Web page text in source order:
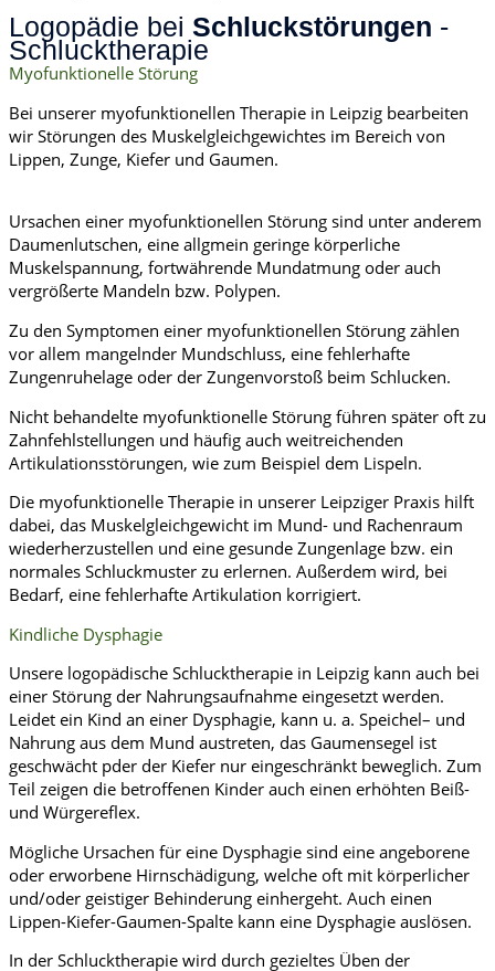
Logopädie bei Schluckstörungen -
Schlucktherapie
Myofunktionelle Störung
Bei unserer myofunktionellen Therapie in Leipzig bearbeiten
wir Störungen des Muskelgleichgewichtes im Bereich von
Lippen, Zunge, Kiefer und Gaumen.
Ursachen einer myofunktionellen Störung sind unter anderem
Daumenlutschen, eine allgmein geringe körperliche
Muskelspannung, fortwährende Mundatmung oder auch
vergrößerte Mandeln bzw. Polypen.
Zu den Symptomen einer myofunktionellen Störung zählen
vor allem mangelnder Mundschluss, eine fehlerhafte
Zungenruhelage oder der Zungenvorstoß beim Schlucken.
Nicht behandelte myofunktionelle Störung führen später oft zu
Zahnfehlstellungen und häufig auch weitreichenden
Artikulationsstörungen, wie zum Beispiel dem Lispeln.
Die myofunktionelle Therapie in unserer Leipziger Praxis hilft
dabei, das Muskelgleichgewicht im Mund- und Rachenraum
wiederherzustellen und eine gesunde Zungenlage bzw. ein
normales Schluckmuster zu erlernen. Außerdem wird, bei
Bedarf, eine fehlerhafte Artikulation korrigiert.
Kindliche Dysphagie
Unsere logopädische Schlucktherapie in Leipzig kann auch bei
einer Störung der Nahrungsaufnahme eingesetzt werden.
Leidet ein Kind an einer Dysphagie, kann u. a. Speichel– und
Nahrung aus dem Mund austreten, das Gaumensegel ist
geschwächt pder der Kiefer nur eingeschränkt beweglich. Zum
Teil zeigen die betroffenen Kinder auch einen erhöhten Beiß-
und Würgereflex.
Mögliche Ursachen für eine Dysphagie sind eine angeborene
oder erworbene Hirnschädigung, welche oft mit körperlicher
und/oder geistiger Behinderung einhergeht. Auch einen
Lippen-Kiefer-Gaumen-Spalte kann eine Dysphagie auslösen.
In der Schlucktherapie wird durch gezieltes Üben der